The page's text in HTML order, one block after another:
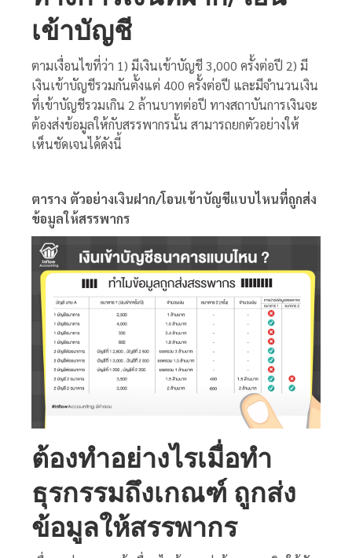
เข้าบัญชี
ตามเงื่อนไขที่ว่า 1) มีเงินเข้าบัญชี 3,000 ครั้งต่อปี 2) มี
เงินเข้าบัญชีรวมกันตั้งแต่ 400 ครั้งต่อปี และมีจำนวนเงิน
ที่เข้าบัญชีรวมเกิน 2 ล้านบาทต่อปี ทางสถาบันการเงินจะ
ต้องส่งข้อมูลให้กับสรรพากรนั้น สามารถยกตัวอย่างให้
เห็นชัดเจนได้ดังนี้
ตาราง ตัวอย่างเงินฝาก/โอนเข้าบัญชีแบบไหนที่ถูกส่ง
ข้อมูลให้สรรพากร
ต้องทำอย่างไรเมื่อทำ
ธุรกรรมถึงเกณฑ์ ถูกส่ง
ข้อมูลให้สรรพากร